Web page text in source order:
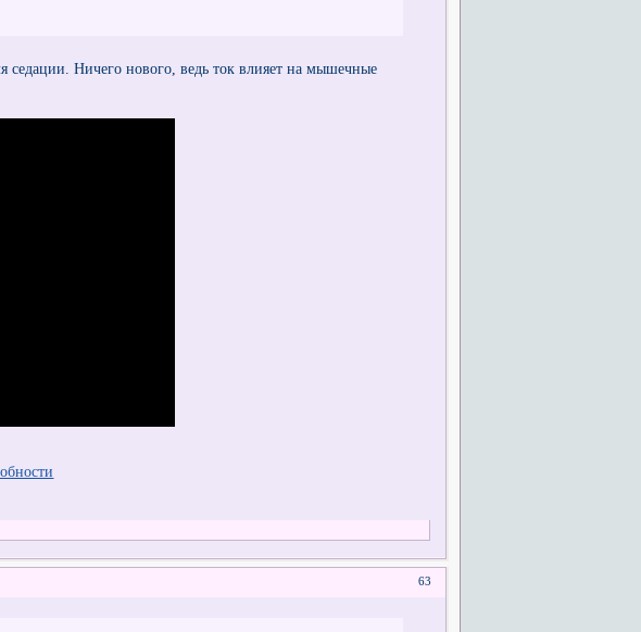
Ничего нового, ведь ток влияет на мышечные
63